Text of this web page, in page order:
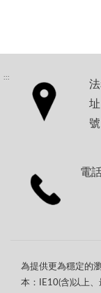
:::
號
電
為提供更為穩定的
本：IE10(含)以上